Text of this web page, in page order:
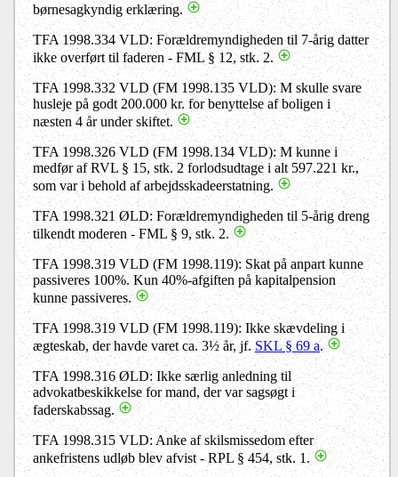
børnesagkyndig erklæring.
TFA 1998.334 VLD: Forældremyndigheden til 7-årig datter
ikke overført til faderen - FML § 12, stk. 2.
TFA 1998.332 VLD (FM 1998.135 VLD): M skulle svare
husleje på godt 200.000 kr. for benyttelse af boligen i
næsten 4 år under skiftet.
TFA 1998.326 VLD (FM 1998.134 VLD): M kunne i
medfør af RVL § 15, stk. 2 forlodsudtage i alt 597.221 kr.,
som var i behold af arbejdsskadeerstatning.
TFA 1998.321 ØLD: Forældremyndigheden til 5-årig dreng
tilkendt moderen - FML § 9, stk. 2.
TFA 1998.319 VLD (FM 1998.119): Skat på anpart kunne
passiveres 100%. Kun 40%-afgiften på kapitalpension
kunne passiveres.
TFA 1998.319 VLD (FM 1998.119): Ikke skævdeling i
ægteskab, der havde varet ca. 3½ år, jf. SKL § 69 a.
TFA 1998.316 ØLD: Ikke særlig anledning til
advokatbeskikkelse for mand, der var sagsøgt i
faderskabssag.
TFA 1998.315 VLD: Anke af skilsmissedom efter
ankefristens udløb blev afvist - RPL § 454, stk. 1.